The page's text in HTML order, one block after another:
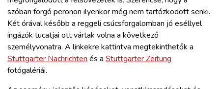
szóban forgó peronon ilyenkor még nem tartózkodott senki.
Két órával később a reggeli csúcsforgalomban jó eséllyel
ingázók tucatjai ott vártak volna a következő
személyvonatra. A linkekre kattintva megtekinthetők a
Stuttgarter Nachrichten és a Stuttgarter Zeitung
fotógalériái.